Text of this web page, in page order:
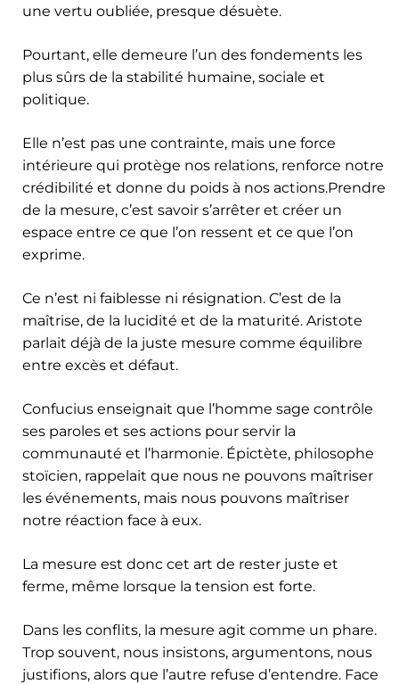
une vertu oubliée, presque désuète.
Pourtant, elle demeure l’un des fondements les
plus sûrs de la stabilité humaine, sociale et
politique.
Elle n’est pas une contrainte, mais une force
intérieure qui protège nos relations, renforce notre
crédibilité et donne du poids à nos actions.Prendre
de la mesure, c’est savoir s’arrêter et créer un
espace entre ce que l’on ressent et ce que l’on
exprime.
Ce n’est ni faiblesse ni résignation. C’est de la
maîtrise, de la lucidité et de la maturité. Aristote
parlait déjà de la juste mesure comme équilibre
entre excès et défaut.
Confucius enseignait que l’homme sage contrôle
ses paroles et ses actions pour servir la
communauté et l’harmonie. Épictète, philosophe
stoïcien, rappelait que nous ne pouvons maîtriser
les événements, mais nous pouvons maîtriser
notre réaction face à eux.
La mesure est donc cet art de rester juste et
ferme, même lorsque la tension est forte.
Dans les conflits, la mesure agit comme un phare.
Trop souvent, nous insistons, argumentons, nous
justifions, alors que l’autre refuse d’entendre. Face